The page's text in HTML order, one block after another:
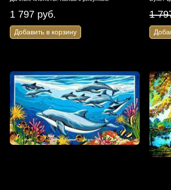
52 руб.
Добавить в корзину
Размер: 50 х
1 240
1 797 руб.
Добавить в корзину
1